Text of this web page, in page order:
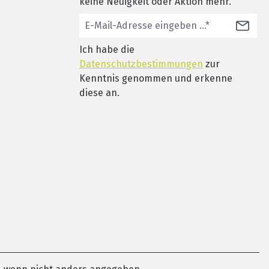
Ich habe die
Datenschutzbestimmungen zur
Kenntnis genommen und erkenne
diese an.